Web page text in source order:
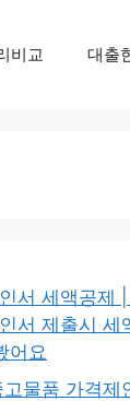
비교 대출
서 세액공제
서 제출시 세
어요
물품 가격제